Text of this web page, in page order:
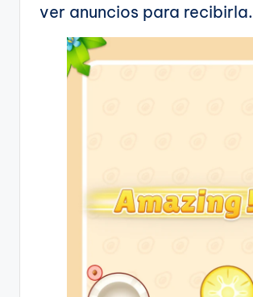
ver anuncios para recibirla.